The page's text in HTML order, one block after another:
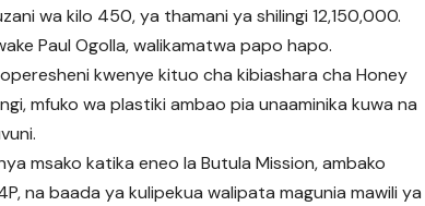
wa kilo 450, ya thamani ya shilingi 12,150,000.
Paul Ogolla, walikamatwa papo hapo.
kwenye kituo cha kibiashara cha Honey
mfuko wa plastiki ambao pia unaaminika kuwa na
msako katika eneo la Butula Mission, ambako
na baada ya kulipekua walipata magunia mawili ya